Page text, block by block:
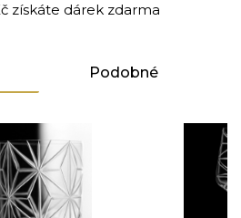
získáte dárek zdarma
Podobné